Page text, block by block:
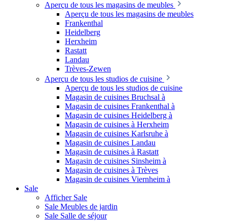
Aperçu de tous les magasins de meubles
Aperçu de tous les magasins de meubles
Frankenthal
Heidelberg
Herxheim
Rastatt
Landau
Trèves-Zewen
Aperçu de tous les studios de cuisine
Aperçu de tous les studios de cuisine
Magasin de cuisines Bruchsal à
Magasin de cuisines Frankenthal à
Magasin de cuisines Heidelberg à
Magasin de cuisines à Herxheim
Magasin de cuisines Karlsruhe à
Magasin de cuisines Landau
Magasin de cuisines à Rastatt
Magasin de cuisines Sinsheim à
Magasin de cuisines à Trèves
Magasin de cuisines Viernheim à
Sale
Afficher Sale
Sale Meubles de jardin
Sale Salle de séjour